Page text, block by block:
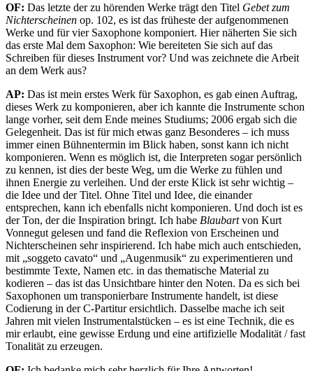
OF: Das letzte der zu hörenden Werke trägt den Titel Gebet zum
Nichterscheinen op. 102, es ist das früheste der aufgenommenen
Werke und für vier Saxophone komponiert. Hier näherten Sie sich
das erste Mal dem Saxophon: Wie bereiteten Sie sich auf das
Schreiben für dieses Instrument vor? Und was zeichnete die Arbeit
an dem Werk aus?
AP: Das ist mein erstes Werk für Saxophon, es gab einen Auftrag,
dieses Werk zu komponieren, aber ich kannte die Instrumente schon
lange vorher, seit dem Ende meines Studiums; 2006 ergab sich die
Gelegenheit. Das ist für mich etwas ganz Besonderes – ich muss
immer einen Bühnentermin im Blick haben, sonst kann ich nicht
komponieren. Wenn es möglich ist, die Interpreten sogar persönlich
zu kennen, ist dies der beste Weg, um die Werke zu fühlen und
ihnen Energie zu verleihen. Und der erste Klick ist sehr wichtig –
die Idee und der Titel. Ohne Titel und Idee, die einander
entsprechen, kann ich ebenfalls nicht komponieren. Und doch ist es
der Ton, der die Inspiration bringt. Ich habe Blaubartvon Kurt
Vonnegut gelesen und fand die Reflexion von Erscheinen und
Nichterscheinen sehr inspirierend. Ich habe mich auch entschieden,
mit „soggeto cavato“ und „Augenmusik“ zu experimentieren und
bestimmte Texte, Namen etc. in das thematische Material zu
kodieren – das ist das Unsichtbare hinter den Noten. Da es sich bei
Saxophonen um transponierbare Instrumente handelt, ist diese
Codierung in der C-Partitur ersichtlich. Dasselbe mache ich seit
Jahren mit vielen Instrumentalstücken – es ist eine Technik, die es
mir erlaubt, eine gewisse Erdung und eine artifizielle Modalität / fast
Tonalität zu erzeugen.